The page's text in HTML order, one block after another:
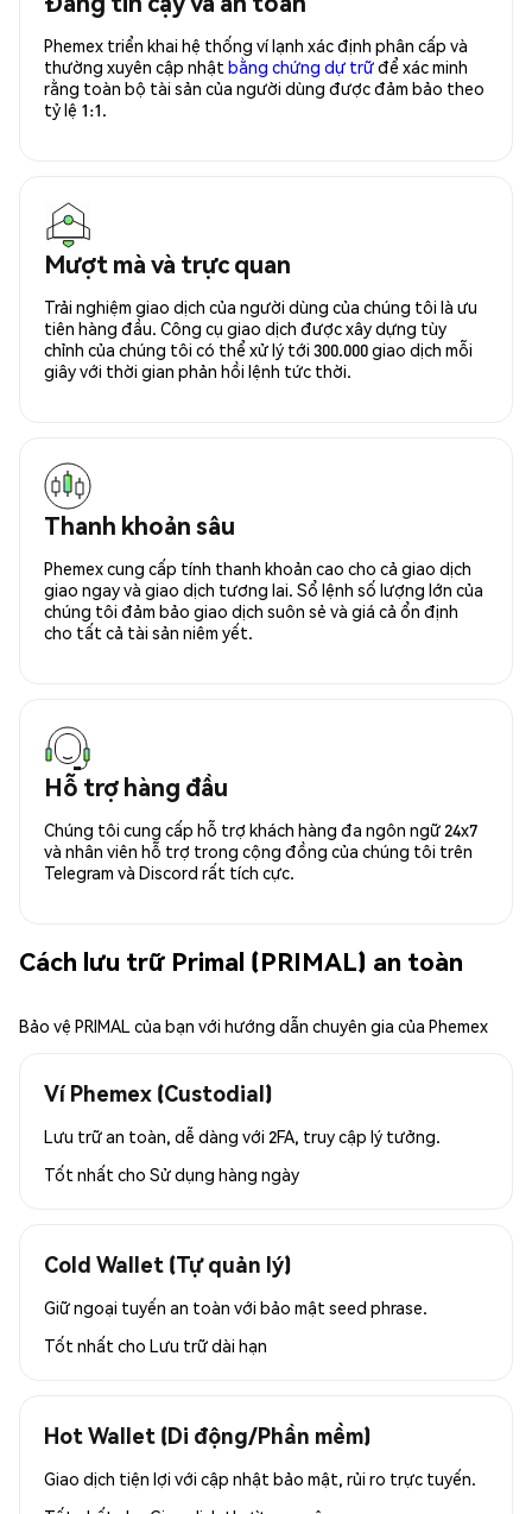
Phemex triển khai hệ thống ví lạnh xác định phân cấp và
thường xuyên cập nhật bằng chứng dự trữđể xác minh
rằng toàn bộ tài sản của người dùng được đảm bảo theo
tỷ lệ 1:1.
Mượt mà và trực quan
Trải nghiệm giao dịch của người dùng của chúng tôi là ưu
tiên hàng đầu. Công cụ giao dịch được xây dựng tùy
chỉnh của chúng tôi có thể xử lý tới 300.000 giao dịch mỗi
giây với thời gian phản hồi lệnh tức thời.
Thanh khoản sâu
Phemex cung cấp tính thanh khoản cao cho cả giao dịch
giao ngay và giao dịch tương lai. Sổ lệnh số lượng lớn của
chúng tôi đảm bảo giao dịch suôn sẻ và giá cả ổn định
cho tất cả tài sản niêm yết.
Hỗ trợ hàng đầu
Chúng tôi cung cấp hỗ trợ khách hàng đa ngôn ngữ 24x7
và nhân viên hỗ trợ trong cộng đồng của chúng tôi trên
Telegram và Discord rất tích cực.
Cách lưu trữ Primal (PRIMAL) an toàn
Bảo vệ PRIMAL của bạn với hướng dẫn chuyên gia của Phemex
Ví Phemex (Custodial)
Lưu trữ an toàn, dễ dàng với 2FA, truy cập lý tưởng.
Tốt nhất cho Sử dụng hàng ngày
Cold Wallet (Tự quản lý)
Giữ ngoại tuyến an toàn với bảo mật seed phrase.
Tốt nhất cho Lưu trữ dài hạn
Hot Wallet (Di động/Phần mềm)
Giao dịch tiện lợi với cập nhật bảo mật, rủi ro trực tuyến.